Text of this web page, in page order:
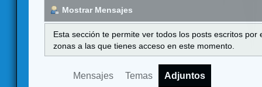
Mostrar Mensajes
Esta sección te permite ver todos los posts escritos
zonas a las que tienes acceso en este momento.
Mensajes Temas Adjuntos